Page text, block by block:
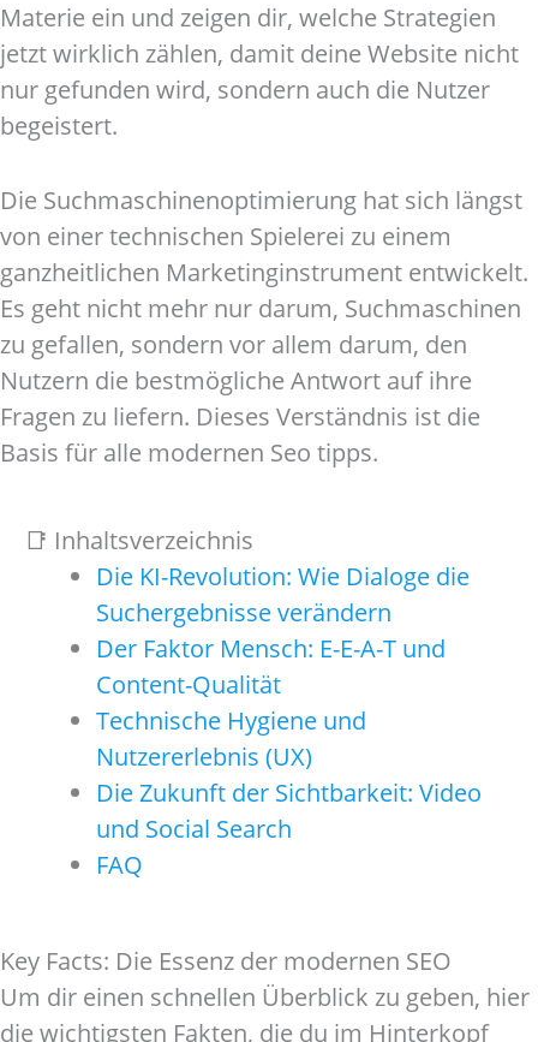
Materie ein und zeigen dir, welche Strategien
jetzt wirklich zählen, damit deine Website nicht
nur gefunden wird, sondern auch die Nutzer
begeistert.
Die Suchmaschinenoptimierung hat sich längst
von einer technischen Spielerei zu einem
ganzheitlichen Marketinginstrument entwickelt.
Es geht nicht mehr nur darum, Suchmaschinen
zu gefallen, sondern vor allem darum, den
Nutzern die bestmögliche Antwort auf ihre
Fragen zu liefern. Dieses Verständnis ist die
Basis für alle modernen Seo tipps.
📑 Inhaltsverzeichnis
Die KI-Revolution: Wie Dialoge die
Suchergebnisse verändern
Der Faktor Mensch: E-E-A-T und
Content-Qualität
Technische Hygiene und
Nutzererlebnis (UX)
Die Zukunft der Sichtbarkeit: Video
und Social Search
FAQ
Key Facts: Die Essenz der modernen SEO
Um dir einen schnellen Überblick zu geben, hier
die wichtigsten Fakten, die du im Hinterkopf